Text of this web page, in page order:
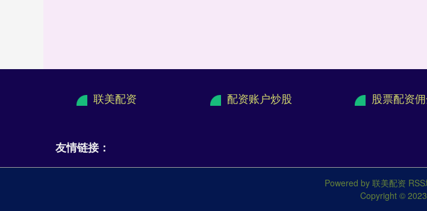
联美配资 配资账户炒股 股票配资
友情链接：
Powered by 联美配资
Copyright ©